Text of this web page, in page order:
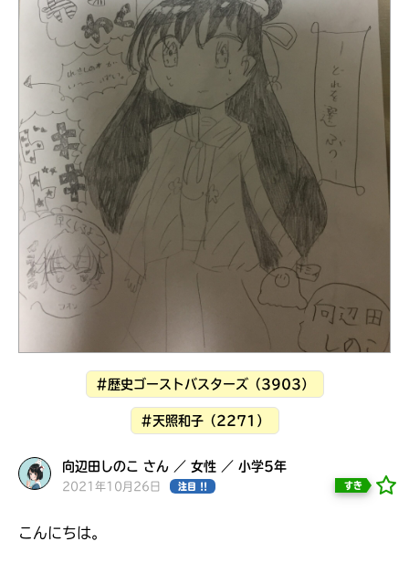
読みたい本が
見つかる
本を飛び出して
本を飛び出して
みんなとおしゃべり
できる掲示板
#歴史ゴーストバスターズ（3903）
#天照和子（2271）
向辺田しのこ さん ／ 女性 ／ 小学5年
2021年10月26日 注目 !! すき
こんにちは。